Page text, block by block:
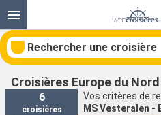
Rechercher une croisière
Croisières Europe du
6
croisières
Vos critères de
MS Vesteralen -